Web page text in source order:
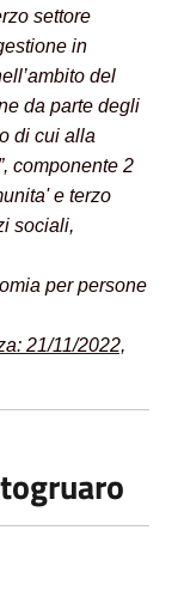
settore
in
del
da parte degli
di cui alla
componente 2
e terzo
sociali,
per persone
21/11/2022,